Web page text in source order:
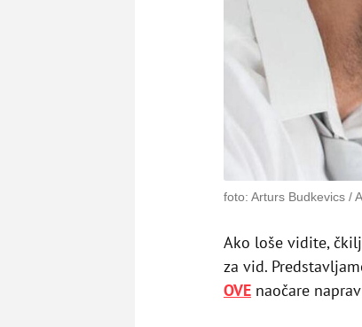
foto: Arturs Budkevics /
Ako loše vidite,
za vid.
OVE naočare